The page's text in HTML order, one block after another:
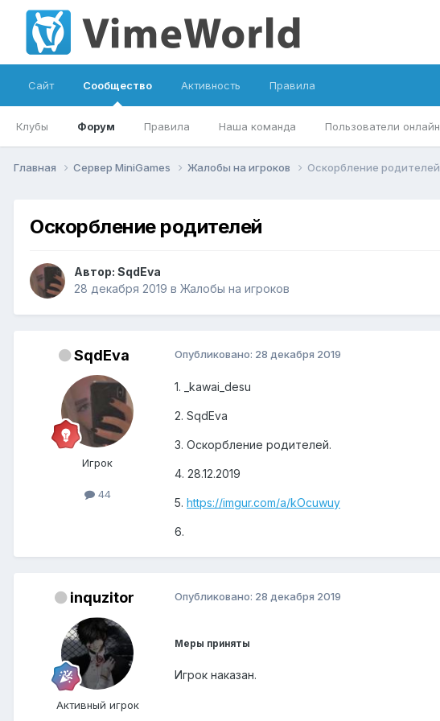
Сайт Сообщество
Клубы Форум Правила Наша команда Пользователи онлайн
Активность Правила
Главная Сервер MiniGames Жалобы на игроков Оскорбление родителей
Оскорбление родителей
Автор: SqdEva
28 декабря 2019 в Жалобы на игроков
SqdEva
Игрок
44
Опубликовано: 28 декабря 2019
1. _kawai_desu
2. SqdEva
3. Оскорбление родителей.
4. 28.12.2019
5. https://imgur.com/a/kOcuwuy
6.
inquzitor
Активный игрок
Опубликовано: 28 декабря 2019
Меры приняты
Игрок наказан.